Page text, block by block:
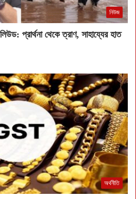
নিউজ
প্রার্থনা থেকে ত্রাণ, সাহায্যের হাত
অর্থনীতি